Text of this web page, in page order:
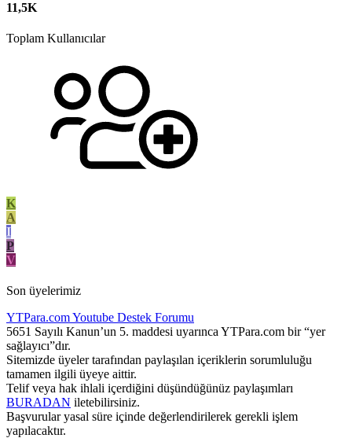
11,5K
Toplam Kullanıcılar
K
A
I
P
V
Son üyelerimiz
YTPara.comYoutube Destek Forumu
5651 Sayılı Kanun’un 5. maddesi uyarınca YTPara.com bir “yer
sağlayıcı”dır.
Sitemizde üyeler tarafından paylaşılan içeriklerin sorumluluğu
tamamen ilgili üyeye aittir.
Telif veya hak ihlali içerdiğini düşündüğünüz paylaşımları
BURADAN iletebilirsiniz.
Başvurular yasal süre içinde değerlendirilerek gerekli işlem
yapılacaktır.